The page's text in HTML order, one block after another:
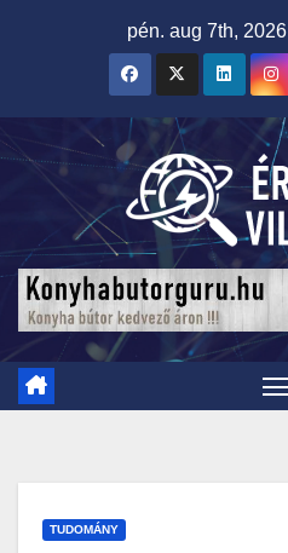
pén. aug 7th, 2026
TUDOMÁNY